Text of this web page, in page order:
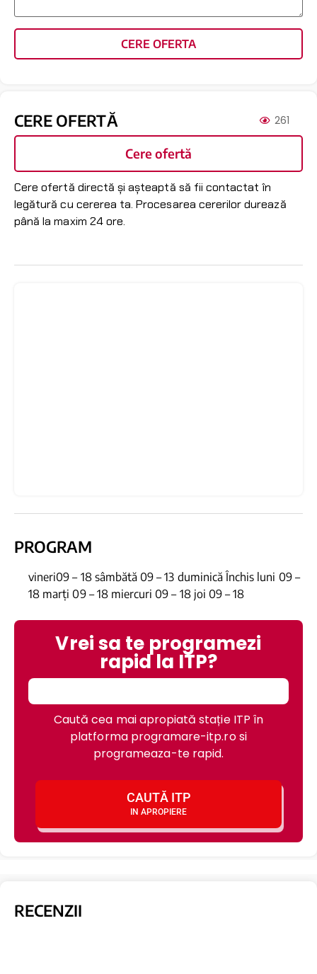
CERE OFERTA
CERE OFERTĂ 261
Cere ofertă
Cere ofertă directă și așteaptă să fii contactat în
legătură cu cererea ta. Procesarea cererilor durează
până la maxim 24 ore.
PROGRAM
vineri09 – 18 sâmbătă 09 – 13 duminică Închis luni 09 –
18 marți 09 – 18 miercuri 09 – 18 joi 09 – 18
Vrei sa te programezi
rapid la ITP?
Caută cea mai apropiată stație ITP în
platforma programare-itp.ro si
programeaza-te rapid.
CAUTĂ ITP
IN APROPIERE
RECENZII